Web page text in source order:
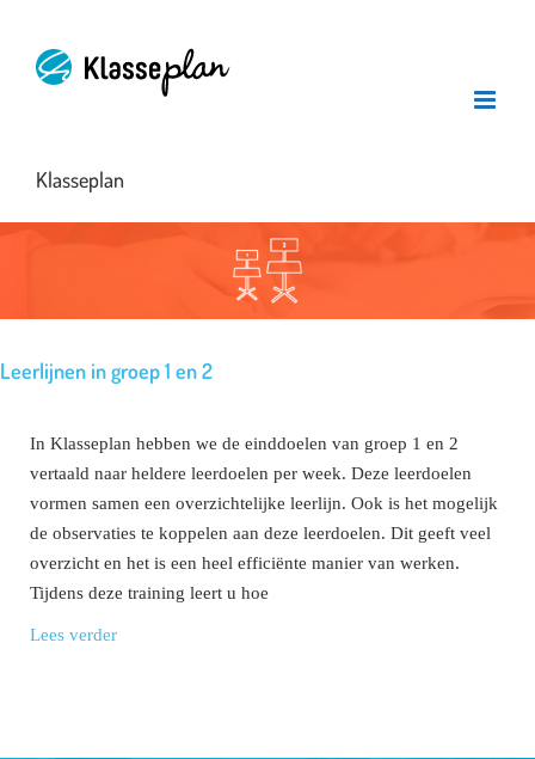
inhoud
Klasseplan
Leerlijnen in groep 1 en 2
In Klasseplan hebben we de einddoelen van groep 1 en 2
vertaald naar heldere leerdoelen per week. Deze leerdoelen
vormen samen een overzichtelijke leerlijn. Ook is het mogelijk
de observaties te koppelen aan deze leerdoelen. Dit geeft veel
overzicht en het is een heel efficiënte manier van werken.
Tijdens deze training leert u hoe
Lees verder